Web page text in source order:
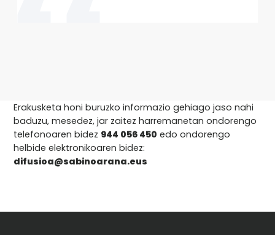
Erakusketa honi buruzko informazio gehiago jaso nahi
baduzu, mesedez, jar zaitez harremanetan ondorengo
telefonoaren bidez 944 056 450 edo ondorengo
helbide elektronikoaren bidez:
difusioa@sabinoarana.eus